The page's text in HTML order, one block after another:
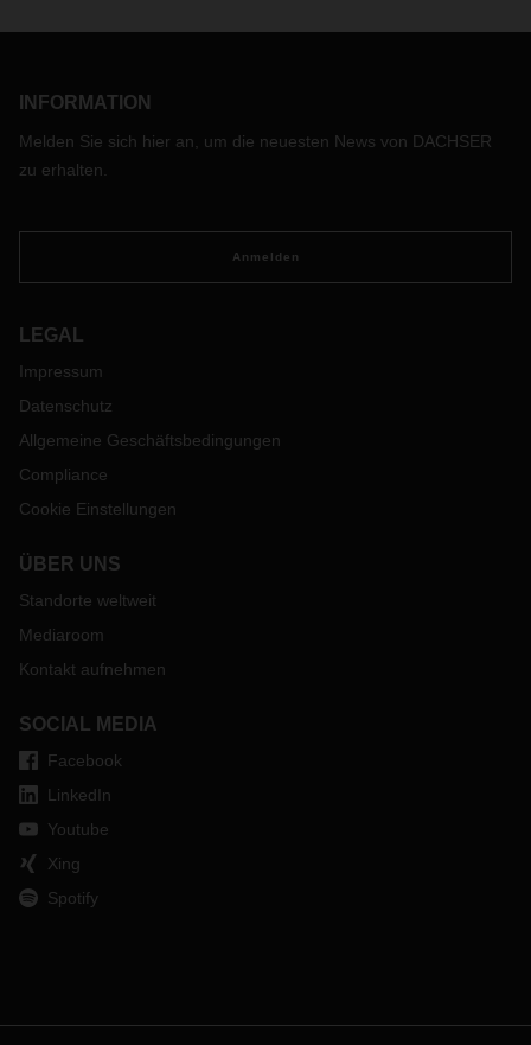
INFORMATION
Melden Sie sich hier an, um die neuesten News von DACHSER
zu erhalten.
Anmelden
LEGAL
Impressum
Datenschutz
Allgemeine Geschäftsbedingungen
Compliance
Cookie Einstellungen
ÜBER UNS
Standorte weltweit
Mediaroom
Kontakt aufnehmen
SOCIAL MEDIA
Facebook
LinkedIn
Youtube
Xing
Spotify